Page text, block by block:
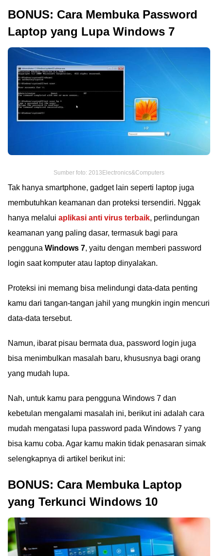
BONUS: Cara Membuka Password
Laptop yang Lupa Windows 7
Sumber foto: 2013Electronics&Computers
Tak hanya smartphone, gadget lain seperti laptop juga
membutuhkan keamanan dan proteksi tersendiri. Nggak
hanya melalui aplikasi anti virus terbaik, perlindungan
keamanan yang paling dasar, termasuk bagi para
pengguna Windows 7, yaitu dengan memberi password
login saat komputer atau laptop dinyalakan.
Proteksi ini memang bisa melindungi data-data penting
kamu dari tangan-tangan jahil yang mungkin ingin mencuri
data-data tersebut.
Namun, ibarat pisau bermata dua, password login juga
bisa menimbulkan masalah baru, khususnya bagi orang
yang mudah lupa.
Nah, untuk kamu para pengguna Windows 7 dan
kebetulan mengalami masalah ini, berikut ini adalah cara
mudah mengatasi lupa password pada Windows 7 yang
bisa kamu coba. Agar kamu makin tidak penasaran simak
selengkapnya di artikel berikut ini:
BONUS: Cara Membuka Laptop
yang Terkunci Windows 10